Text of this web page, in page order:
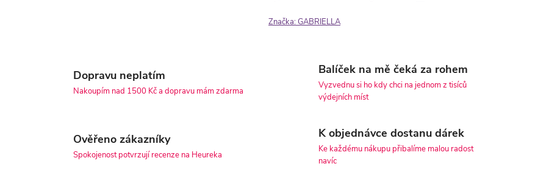
Značka:GABRIELLA
Dopravu neplatím
Nakoupím nad 1500 Kč a dopravu mám zdarma
Balíček na mě čeká za rohem
Vyzvednu si ho kdy chci na jednom z tisíců
výdejních míst
Ověřeno zákazníky
Spokojenost potvrzují recenze na Heureka
K objednávce dostanu dárek
Ke každému nákupu přibalíme malou radost
navíc